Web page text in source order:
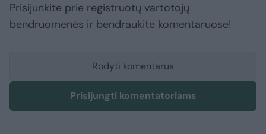
Prisijunkite prie registruotų vartotojų
bendruomenės ir bendraukite komentaruose!
Rodyti komentarus
Prisijungti komentatoriams